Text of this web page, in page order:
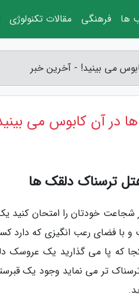
می بینید! - آخرین خبر
در آن کابوس می
ترسناک دلقک ها
شجاعت خودتان را امتحان
و با فضای رعب انگیزی که
که پا می گذارید یک عروسک
تر می نماید وجود یک
ها فرهنگی مقالات تکنولوژی